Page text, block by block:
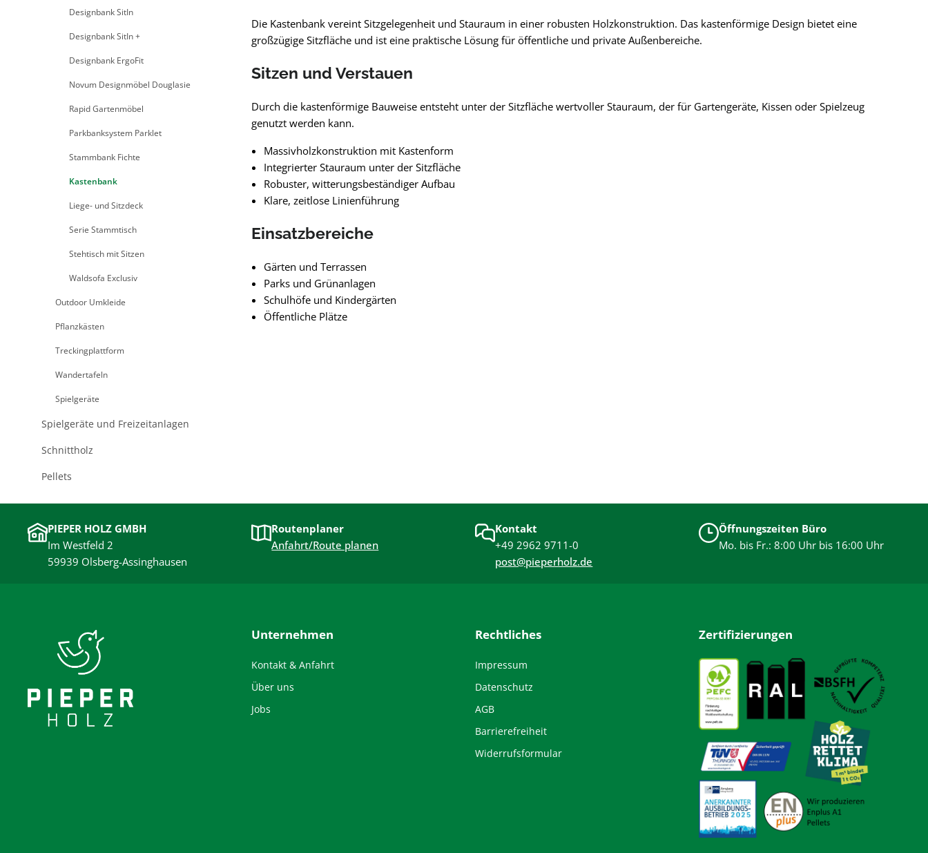
Designbank SitIn
Designbank SitIn +
Designbank ErgoFit
Novum Designmöbel Douglasie
Rapid Gartenmöbel
Parkbanksystem Parklet
Stammbank Fichte
Kastenbank
Liege- und Sitzdeck
Serie Stammtisch
Stehtisch mit Sitzen
Waldsofa Exclusiv
Outdoor Umkleide
Pflanzkästen
Treckingplattform
Wandertafeln
Spielgeräte
Spielgeräte und Freizeitanlagen
Schnittholz
Pellets
Die Kastenbank vereint Sitzgelegenheit und Stauraum in einer robusten Holzkonstruktion. Das kastenförmige Design bietet eine
großzügige Sitzfläche und ist eine praktische Lösung für öffentliche und private Außenbereiche.
Sitzen und Verstauen
Durch die kastenförmige Bauweise entsteht unter der Sitzfläche wertvoller Stauraum, der für Gartengeräte, Kissen oder Spielzeug
genutzt werden kann.
Massivholzkonstruktion mit Kastenform
Integrierter Stauraum unter der Sitzfläche
Robuster, witterungsbeständiger Aufbau
Klare, zeitlose Linienführung
Einsatzbereiche
Gärten und Terrassen
Parks und Grünanlagen
Schulhöfe und Kindergärten
Öffentliche Plätze
PIEPER HOLZ GMBH
Im Westfeld 2
59939 Olsberg-Assinghausen
Routenplaner
Anfahrt/Route planen
Kontakt
+49 2962 9711-0
post@pieperholz.de
Öffnungszeiten Büro
Mo. bis Fr.: 8:00 Uhr bis 16:00 Uhr
Unternehmen
Kontakt & Anfahrt
Über uns
Jobs
Rechtliches
Impressum
Datenschutz
AGB
Barrierefreiheit
Widerrufsformular
Zertifizierungen